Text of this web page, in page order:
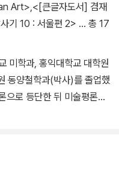
Art>,<[큰글자도서] 겸재
기 10 : 서울편 2> … 총 17
미학과, 홍익대학교 대학원
동양철학과(박사)를 졸업했
으로 등단한 뒤 미술평론가
박물관장, 명지대학교 교수